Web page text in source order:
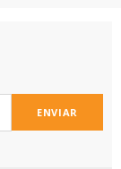
ENVIAR